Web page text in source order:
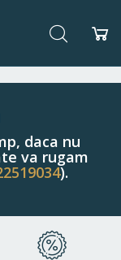
Căutare
daca nu
va rugam
).